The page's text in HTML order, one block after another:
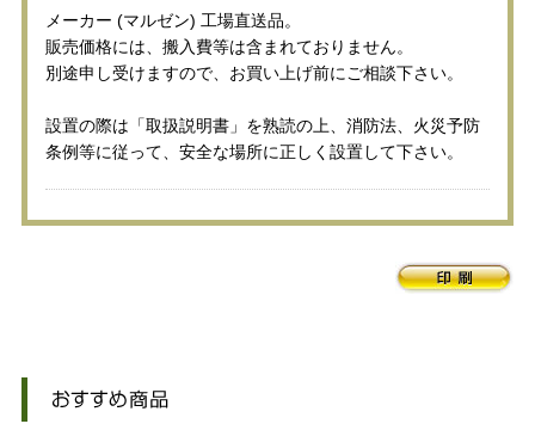
メーカー (マルゼン) 工場直送品。
販売価格には、搬入費等は含まれておりません。
別途申し受けますので、お買い上げ前にご相談下さい。
設置の際は「取扱説明書」を熟読の上、消防法、火災予防
条例等に従って、安全な場所に正しく設置して下さい。